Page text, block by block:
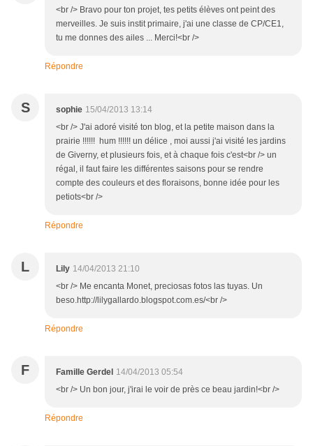
<br /> Bravo pour ton projet, tes petits élèves ont peint des
merveilles. Je suis instit primaire, j'ai une classe de CP/CE1,
tu me donnes des ailes ... Merci!<br />
Répondre
S sophie 15/04/2013 13:14
<br /> J'ai adoré visité ton blog, et la petite maison dans la
prairie !!!!!! hum !!!!!! un délice , moi aussi j'ai visité les jardins
de Giverny, et plusieurs fois, et à chaque fois c'est<br /> un
régal, il faut faire les différentes saisons pour se rendre
compte des couleurs et des floraisons, bonne idée pour les
petiots<br />
Répondre
L Lily 14/04/2013 21:10
<br /> Me encanta Monet, preciosas fotos las tuyas. Un
beso.http://lilygallardo.blogspot.com.es/<br />
Répondre
F Famille Gerdel 14/04/2013 05:54
<br /> Un bon jour, j'irai le voir de près ce beau jardin!<br />
Répondre